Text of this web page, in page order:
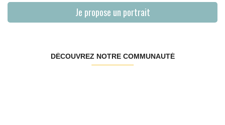
Je propose un portrait
DÉCOUVREZ NOTRE COMMUNAUTÉ